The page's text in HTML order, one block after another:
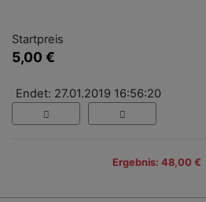
Startpreis
5,00 €
Endet: 27.01.2019 16:56:20
Ergebnis: 48,00 €